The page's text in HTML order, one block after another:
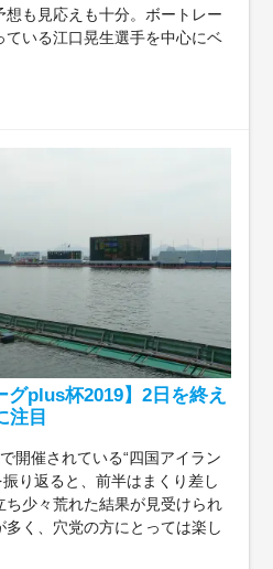
想も見応えも十分。ボートレー
ている江口晃生選手を中心にベ
グplus杯2019】2日を終え
注目
開催されている“四国アイラン
り返ると、前半はまくり差し
少々荒れた結果が見受けられ
く、穴党の方にとっては楽し